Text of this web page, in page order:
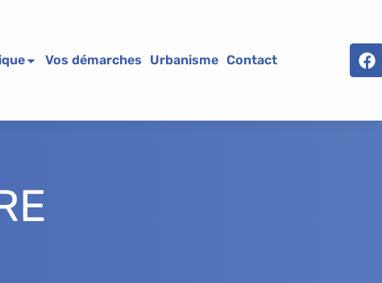
Vos démarches Urbanisme Contact